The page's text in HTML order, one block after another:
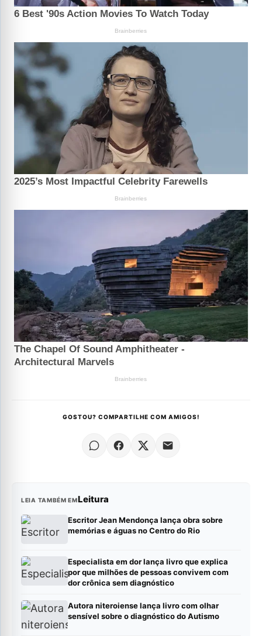
GOSTOU? COMPARTILHE COM AMIGOS!
LEIA TAMBÉM EMLeitura
Escritor Jean Mendonça lança obra sobre
memórias e águas no Centro do Rio
Especialista em dor lança livro que explica
por que milhões de pessoas convivem com
dor crônica sem diagnóstico
Autora niteroiense lança livro com olhar
sensível sobre o diagnóstico do Autismo